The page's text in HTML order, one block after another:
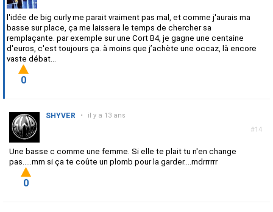
l'idée de big curly me parait vraiment pas mal, et comme j'aurais ma
basse sur place, ça me laissera le temps de chercher sa
remplaçante. par exemple sur une Cort B4, je gagne une centaine
d'euros, c'est toujours ça. à moins que j’achète une occaz, là encore
vaste débat...
0
#14
SHYVER • il y a 13 ans
Une basse c comme une femme. Si elle te plait tu n'en change
pas.....mm si ça te coûte un plomb pour la garder....mdrrrrrr
0